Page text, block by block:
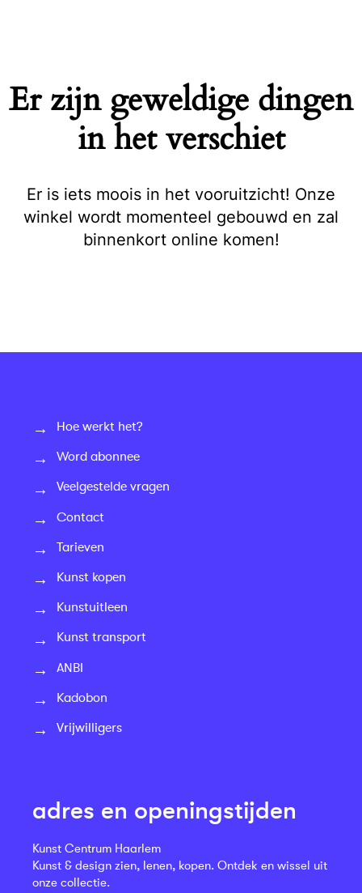
Er zijn geweldige dingen
in het verschiet
Er is iets moois in het vooruitzicht! Onze
winkel wordt momenteel gebouwd en zal
binnenkort online komen!
Hoe werkt het?
Word abonnee
Veelgestelde vragen
Contact
Tarieven
Kunst kopen
Kunstuitleen
Kunst transport
ANBI
Kadobon
Vrijwilligers
adres en openingstijden
Kunst Centrum Haarlem
Kunst & design zien, lenen, kopen. Ontdek en wissel uit
onze collectie.